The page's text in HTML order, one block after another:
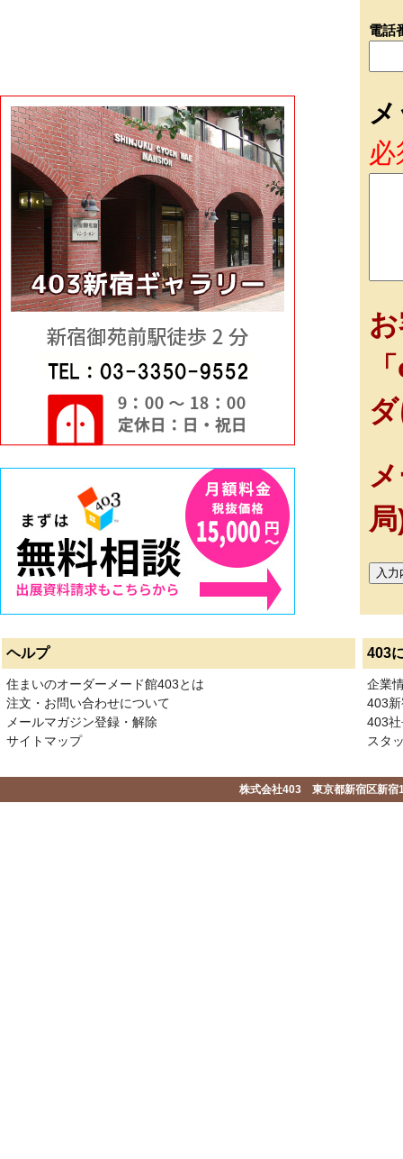
電話
必
ヘルプ 403
住まいのオーダーメード館403とは
注文・お問い合わせについて
メールマガジン登録・解除
サイトマップ
企業
403
403
スタ
株式会社403 東京都新宿区新